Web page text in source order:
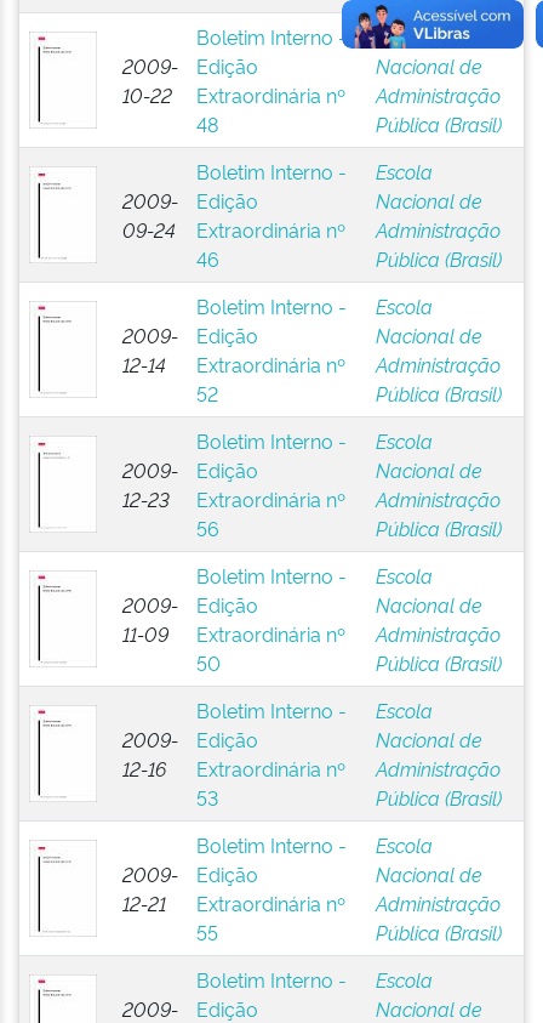
2009-
10-22
Boletim Interno -
Edição
Extraordinária nº
48
Escola
Nacional de
Administração
Pública (Brasil)
2009-
09-24
Boletim Interno -
Edição
Extraordinária nº
46
Escola
Nacional de
Administração
Pública (Brasil)
2009-
12-14
Boletim Interno -
Edição
Extraordinária nº
52
Escola
Nacional de
Administração
Pública (Brasil)
2009-
12-23
Boletim Interno -
Edição
Extraordinária nº
56
Escola
Nacional de
Administração
Pública (Brasil)
2009-
11-09
Boletim Interno -
Edição
Extraordinária nº
50
Escola
Nacional de
Administração
Pública (Brasil)
2009-
12-16
Boletim Interno -
Edição
Extraordinária nº
53
Escola
Nacional de
Administração
Pública (Brasil)
2009-
12-21
Boletim Interno -
Edição
Extraordinária nº
55
Escola
Nacional de
Administração
Pública (Brasil)
2009-
Boletim Interno -
Edição
Escola
Nacional de